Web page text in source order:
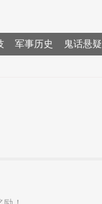
军事历史 鬼话悬疑